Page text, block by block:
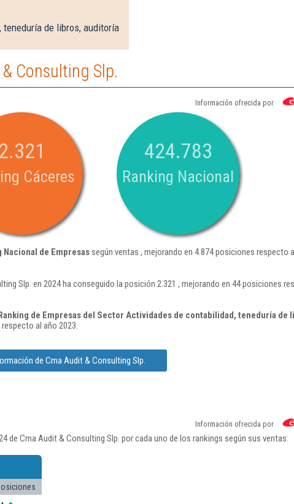
de libros, auditoría
Consulting Slp.
Información ofrecida por
2.321
Cáceres
424.783
Ranking Nacional
Nacional de Empresassegún ventas , mejorando en 4.874 posiciones respecto
Slp. en 2024 ha conseguido la posición 2.321 , mejorando en 44 posiciones
de Empresas del Sector Actividades de contabilidad, teneduría de
al año 2023.
de Cma Audit & Consulting Slp.
Información ofrecida por
Cma Audit & Consulting Slp. por cada uno de los rankings según sus ventas: